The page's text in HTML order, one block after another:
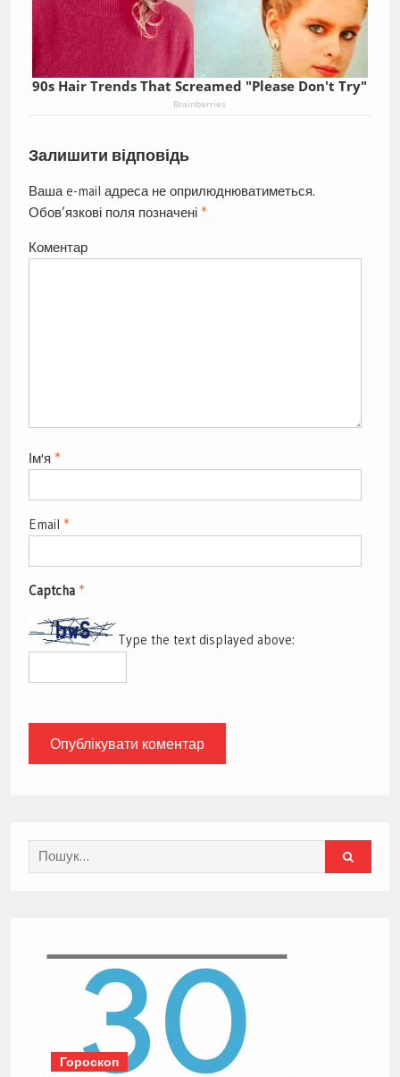
90s Hair Trends That Screamed "Please Don't Try"
Brainberries
Залишити відповідь
Ваша e-mail адреса не оприлюднюватиметься.
Обов’язкові поля позначені *
Коментар
Ім'я *
Email *
Captcha *
Type the text displayed above:
Search
for:
Гороскоп